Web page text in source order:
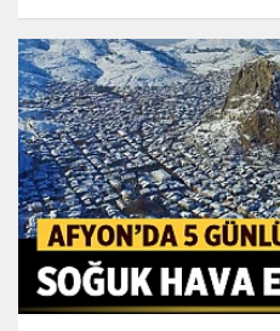
Demeden Çalışıyor!